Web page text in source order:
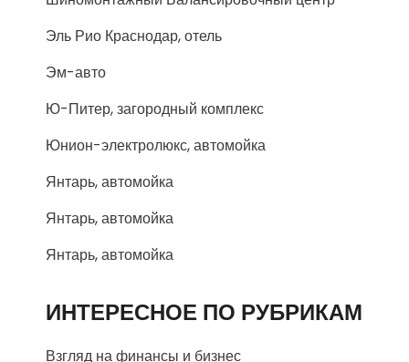
Эль Рио Краснодар, отель
Эм-авто
Ю-Питер, загородный комплекс
Юнион-электролюкс, автомойка
Янтарь, автомойка
Янтарь, автомойка
Янтарь, автомойка
ИНТЕРЕСНОЕ ПО РУБРИКАМ
Взгляд на финансы и бизнес